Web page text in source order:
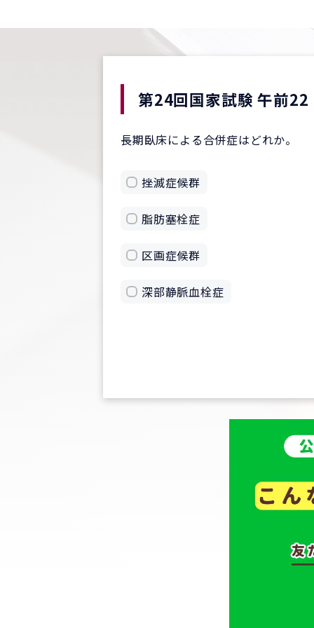
第24回国家試験 午前22
長期臥床による合併症はどれか。
挫滅症候群
脂肪塞栓症
区画症候群
深部静脈血栓症